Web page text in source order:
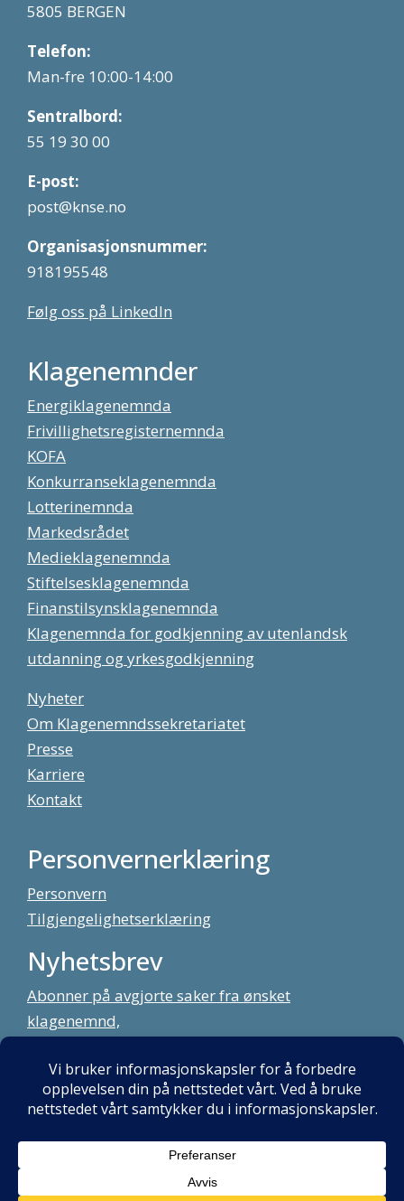
5805 BERGEN
Telefon:
Man-fre 10:00-14:00
Sentralbord:
55 19 30 00
E-post:
post@knse.no
Organisasjonsnummer:
918195548
Følg oss på LinkedIn
Klagenemnder
Energiklagenemnda
Frivillighetsregisternemnda
KOFA
Konkurranseklagenemnda
Lotterinemnda
Markedsrådet
Medieklagenemnda
Stiftelsesklagenemnda
Finanstilsynsklagenemnda
Klagenemnda for godkjenning av utenlandsk
utdanning og yrkesgodkjenning
Nyheter
Om Klagenemndssekretariatet
Presse
Karriere
Kontakt
Personvernerklæring
Personvern
Tilgjengelighetserklæring
Nyhetsbrev
Abonner på avgjorte saker fra ønsket
klagenemnd,